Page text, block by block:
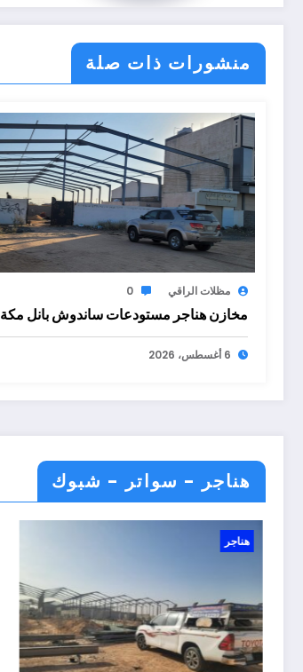
منشورات ذات صلة
مظلات الراقي 0
مخازن هناجر مستودعات ساندوش بانل مكة
6 أغسطس، 2026
هناجر - سواتر - شبوك